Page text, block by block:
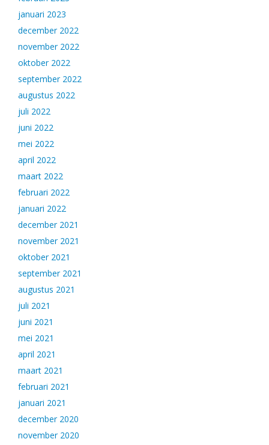
januari 2023
december 2022
november 2022
oktober 2022
september 2022
augustus 2022
juli 2022
juni 2022
mei 2022
april 2022
maart 2022
februari 2022
januari 2022
december 2021
november 2021
oktober 2021
september 2021
augustus 2021
juli 2021
juni 2021
mei 2021
april 2021
maart 2021
februari 2021
januari 2021
december 2020
november 2020